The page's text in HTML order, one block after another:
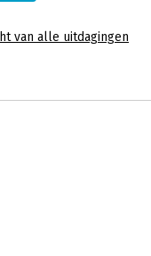
van alle uitdagingen